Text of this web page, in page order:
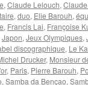
, Claude Lelouch,
, duo, Elie Barouh,
, Francis Lai, Françoise
Japon, Jeux Olympiques,
discographique, Le
Drucker, Monsieur
, Paris, Pierre Barouh,
, Samba da Bençao,